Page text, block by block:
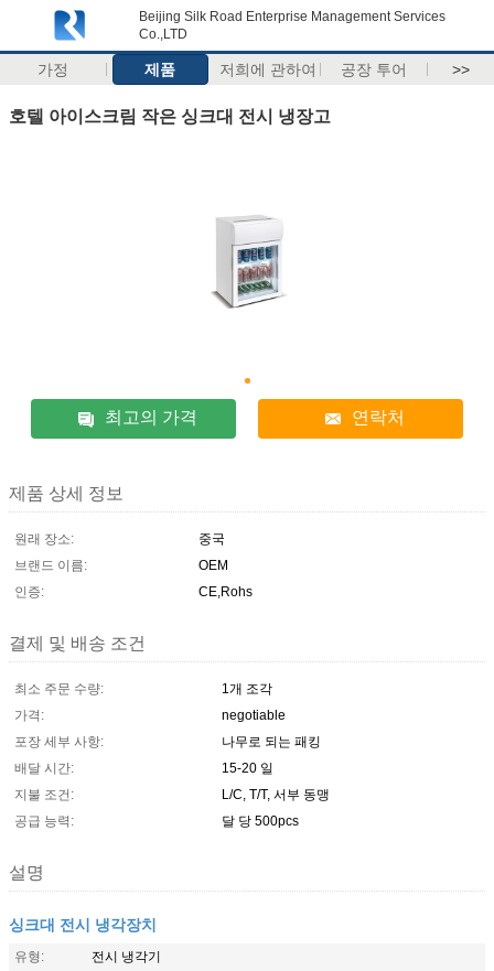
Beijing Silk Road Enterprise Management Services
Co.,LTD
가정 제품 저희에 관하여 공장 투어 >>
호텔 아이스크림 작은 싱크대 전시 냉장고
최고의 가격 연락처
제품 상세 정보
원래 장소:
중국
브랜드 이름:
OEM
인증:
CE,Rohs
결제 및 배송 조건
최소 주문 수량:
1개 조각
가격:
negotiable
포장 세부 사항:
나무로 되는 패킹
배달 시간:
15-20 일
지불 조건:
L/C, T/T, 서부 동맹
공급 능력:
달 당 500pcs
설명
싱크대 전시 냉각장치
유형:
전시 냉각기